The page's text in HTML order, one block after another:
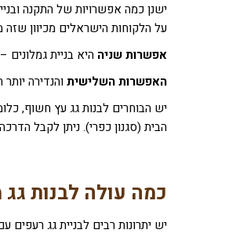
ישנן כמה אפשרויות של התקנה
על הלקוחות הישראלים מכיוון שזה
אפשרות שניה היא בניית
האפשרות השלישיתוהנדירה
יש הבוחרים לבנות גג עץ חשוף,
הבית (סגנון כפרי). ניתן לקבל
כמה עולה לבנות
יש יתרונות רבים לבניית גג